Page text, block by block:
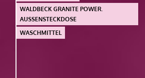
WALDBECK GRANITE POWER.
AUSSENSTECKDOSE
WASCHMITTEL